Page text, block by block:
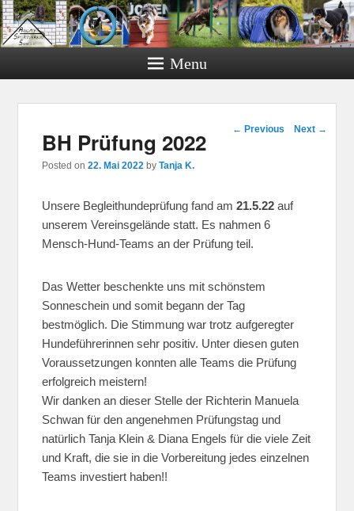
Menu
Post navigation
← Previous Next →
BH Prüfung 2022
Posted on22. Mai 2022 byTanja K.
Unsere Begleithundeprüfung fand am21.5.22 auf
unserem Vereinsgelände statt. Es nahmen 6
Mensch-Hund-Teams an der Prüfung teil.
Das Wetter beschenkte uns mit schönstem
Sonneschein und somit begann der Tag
bestmöglich. Die Stimmung war trotz aufgeregter
Hundeführerinnen sehr positiv. Unter diesen guten
Voraussetzungen konnten alle Teams die Prüfung
erfolgreich meistern!
Wir danken an dieser Stelle der Richterin Manuela
Schwan für den angenehmen Prüfungstag und
natürlich Tanja Klein & Diana Engels für die viele Zeit
und Kraft, die sie in die Vorbereitung jedes einzelnen
Teams investiert haben!!